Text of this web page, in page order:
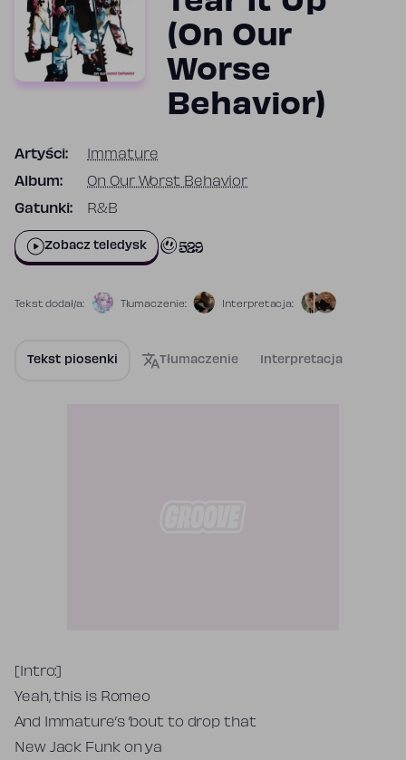
(On Our
Worse
Behavior)
Artyści: Immature
Album: On Our Worst Behavior
Gatunki: R&B
Zobacz teledysk 529
Tekst dodał/a: Tłumaczenie: Interpretacja:
Tekst piosenki Tłumaczenie Interpretacja
Tekst piosenki
[Intro:]
Yeah, this is Romeo
And Immature’s ’bout to drop that
New Jack Funk on ya